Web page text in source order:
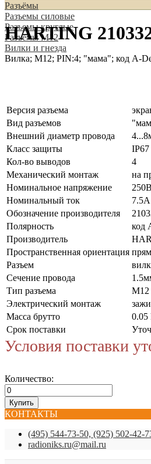
Разъёмы
Разъeмы силовые
Разъeмы круглые
Разъeмы M12
Вилки и гнезда
Вилка; M12; PIN:4; "мама"; код A-
HARTING
Версия разъема
Вид разъемов
Внешний диаметр провода
Класс защиты
IP67
Кол-во выводов
4
Механический монтаж
на
Номинальное напряжение
250В
Номинальный ток
7.5А
Обозначение производителя
Полярность
код
Производитель
Пространственная ориентация
Разъем
Сечение провода
Тип разъема
M12
Электрический монтаж
Масса брутто
0.05
Срок поставки
Условия поставки
Количество:
КОНТАКТЫ
(495) 544-73-50, (925) 502-42-
radioniks.ru@mail.ru